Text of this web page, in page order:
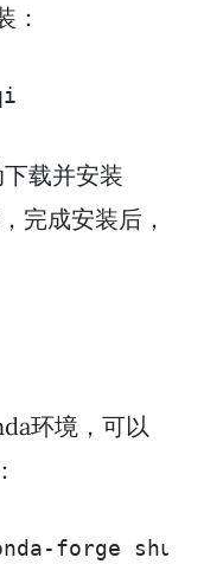
：
载并安装
完成安装后，
环境，可以
forge